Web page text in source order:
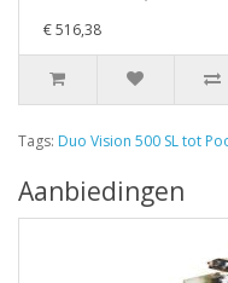
€ 516,38
Tags: Duo Vision 500 SL tot
Aanbiedingen